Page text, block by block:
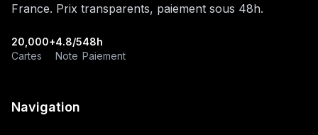
France. Prix transparents, paiement sous 48h.
20,000+
Cartes
4.8/5
Note
48h
Paiement
Navigation